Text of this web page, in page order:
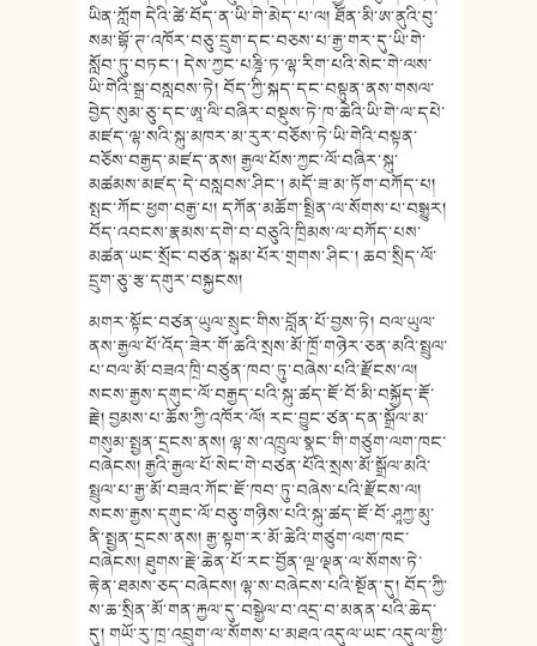
ཡིན་ཀློག དེའི་ཚེ་བོད་ན་ཡི་གེ་མེད་པ་ལ། ཐོན་མི་ཨ་ནུའི་བུ་
སམ་བྷོ་ཊ་འཁོར་བཅུ་དྲུག་དང་བཅས་པ་རྒྱ་གར་དུ་ཡི་གེ་
སློབ་ཏུ་བཏང་། དེས་ཀྱང་པཎྜི་ཏ་ལྷ་རིག་པའི་སེང་གེ་ལས་
ཡི་གེའི་སྒྲ་བསླབས་ཏེ། བོད་ཀྱི་སྐད་དང་བསྟུན་ནས་གསལ་
བྱེད་སུམ་ཅུ་དང་ཨཱ་ལི་བཞིར་བསྡུས་ཏེ་ཁ་ཆེའི་ཡི་གེ་ལ་དཔེ་
མཛད་ལྷ་སའི་སྐུ་མཁར་མ་རུར་བཅོས་ཏེ་ཡི་གེའི་བསྟན་
བཅོས་བརྒྱད་མཛད་ནས། རྒྱལ་པོས་ཀྱང་ལོ་བཞིར་སྐུ་
མཚམས་མཛད་དེ་བསླབས་ཤིང་། མདོ་ཟ་མ་ཏོག་བཀོད་པ།
སྤང་ཀོང་ཕྱག་བརྒྱ་པ། དཀོན་མཆོག་སྤྲིན་ལ་སོགས་པ་བསྒྱུར།
བོད་འབངས་རྣམས་དགེ་བ་བཅུའི་ཁྲིམས་ལ་བཀོད་པས་
མཚན་ཡང་སྲོང་བཙན་སྒམ་པོར་གྲགས་ཤིང་། ཆབ་སྲིད་ལོ་
དྲུག་ཅུ་རྩ་དགུར་བསྐྱངས།
མགར་སྟོང་བཙན་ཡུལ་སྲུང་གིས་བློན་པོ་བྱས་ཏེ། བལ་ཡུལ་
ནས་རྒྱལ་པོ་འོད་ཟེར་གོ་ཆའི་སྲས་མོ་ཁྲོ་གཉེར་ཅན་མའི་སྤྲུལ་
པ་བལ་མོ་བཟའ་ཁྲི་བཙུན་ཁབ་ཏུ་བཞེས་པའི་རྫོངས་ལ།
སངས་རྒྱས་དགུང་ལོ་བརྒྱད་པའི་སྐུ་ཚད་ཇོ་བོ་མི་བསྐྱོད་རྡོ་
རྗེ། བྱམས་པ་ཆོས་ཀྱི་འཁོར་ལོ། རང༌བྱུང་ཙན་དན་སྒྲོལ་མ་
གསུམ་སྤྱན་དྲངས་ནས། ལྷ་ས་འཁྲུལ་སྣང་གི་གཙུག་ལག་ཁང་
བཞེངས། རྒྱའི་རྒྱལ་པོ་སེང་གེ་བཙན་པོའི་སྲས་མོ་སྒྲོལ་མའི་
སྤྲུལ་པ་རྒྱ་མོ་བཟའ་ཀོང་ཇོ་ཁབ་ཏུ་བཞེས་པའི་རྫོངས་ལ།
སངས་རྒྱས་དགུང་ལོ་བཅུ་གཉིས་པའི་སྐུ་ཚད་ཇོ་བོ་ཤཱཀྱ་མུ་
ནི་སྤྱན་དྲངས་ནས། རྒྱ་སྟག་ར་མོ་ཆེའི་གཙུག་ལག་ཁང་
བཞེངས། ཐུགས་རྗེ་ཆེན་པོ་རང་བྱོན་ལྔ་ལྡན་ལ་སོགས་ཏེ་
རྟེན་ཐམས་ཅད་བཞེངས། ལྷ་ས་བཞེངས་པའི་སྔོན་དུ། བོད་ཀྱི་
ས་ཆ་སྲིན་མོ་གན་རྐྱལ་དུ་བསྒྱེལ་བ་འདྲ་བ་མནན་པའི་ཆེད་
དུ། གཡོ་རུ་ཁྲ་འབྲུག་ལ་སོགས་པ་མཐའ་འདུལ་ཡང་འདུལ་གྱི་